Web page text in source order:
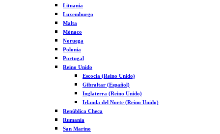
Lituania
Luxemburgo
Malta
Mónaco
Noruega
Polonia
Portugal
Reino Unido
Escocia (Reino Unido)
Gibraltar (Español)
Inglaterra (Reino Unido)
Irlanda del Norte (Reino Unido)
República Checa
Rumanía
San Marino